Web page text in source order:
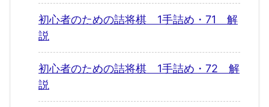
初心者のための詰将棋 1手詰め・71 解
説
初心者のための詰将棋 1手詰め・72 解
説